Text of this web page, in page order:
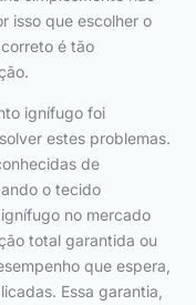
isso que escolher o
é tão
ignífugo foi
estes problemas.
de
o tecido
no mercado
total garantida ou
que espera,
Essa garantia,